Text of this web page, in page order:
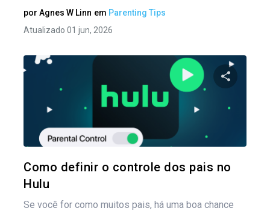
por Agnes W Linn em Parenting Tips
Atualizado 01 jun, 2026
Como definir o controle dos pais no
Hulu
Se você for como muitos pais, há uma boa chance